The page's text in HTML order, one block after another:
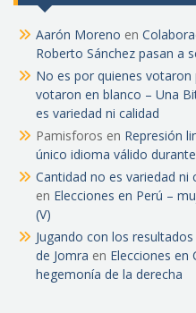
Aarón Moreno en
Roberto Sánchez pasan a
No es por quienes
votaron en blanco – Una
es variedad ni calidad
Pamisforos en Represión
único idioma válido
Cantidad no es variedad ni
en Elecciones en Perú –
(V)
Jugando con los
de Jomra en Elecciones en
hegemonía de la derecha